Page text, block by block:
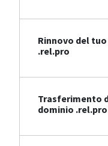
Rinnovo del
.rel.pro
Trasferimento
dominio .rel.pro